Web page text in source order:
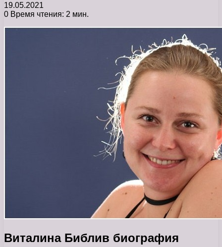
19.05.2021
0 Время чтения: 2 мин.
Виталина Библив биография